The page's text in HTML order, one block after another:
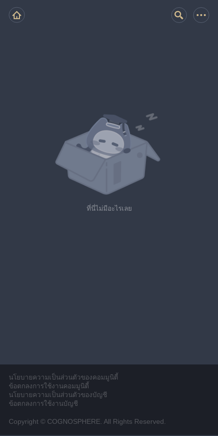
ที่นี่ไม่มีอะไรเลย
นโยบายความเป็นส่วนตัวของคอมมูนิตี้
ข้อตกลงการใช้งานคอมมูนิตี้
นโยบายความเป็นส่วนตัวของบัญชี
ข้อตกลงการใช้งานบัญชี
Copyright © COGNOSPHERE. All Rights Reserved.